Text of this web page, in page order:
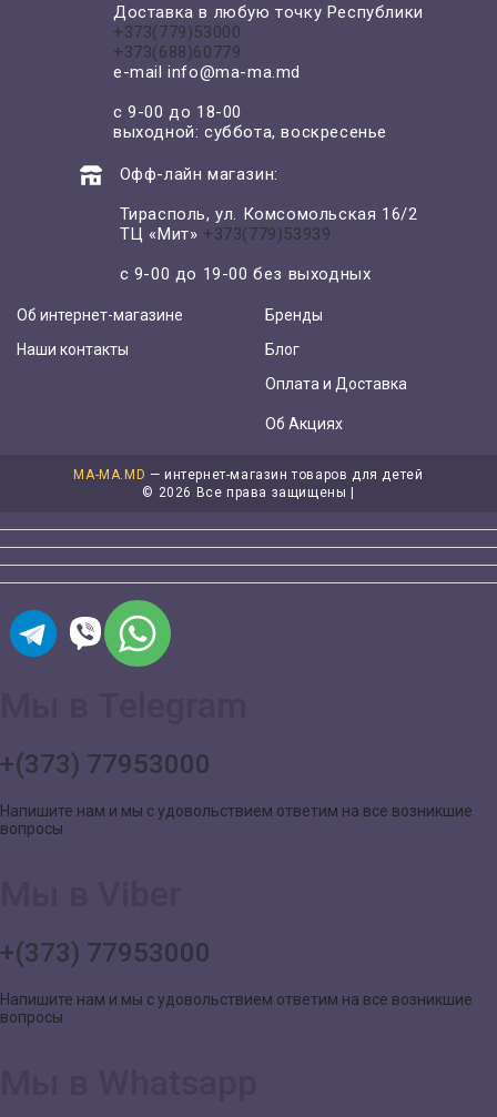
Доставка в любую точку Республики
+373(779)53000
+373(688)60779
e-mailinfo@ma-ma.md
с 9-00 до 18-00
выходной: суббота, воскресенье
Офф-лайн магазин:
Тирасполь, ул. Комсомольская 16/2
ТЦ «Мит» +373(779)53939
с 9-00 до 19-00 без выходных
Об интернет-магазине
Наши контакты
Бренды
Блог
Оплата и Доставка
Об Акциях
MA-MA.MD — интернет-магазин товаров для детей
© 2026 Все права защищены |
+(373) 77953000
Напишите нам и мы с удовольствием ответим на все возникшие
вопросы
+(373) 77953000
Напишите нам и мы с удовольствием ответим на все возникшие
вопросы